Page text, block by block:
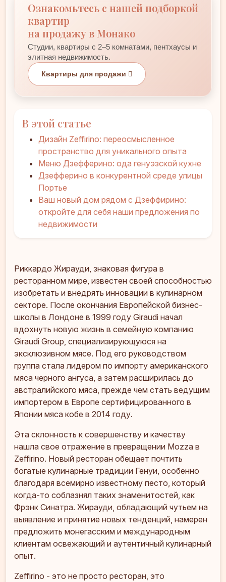
Ознакомьтесь с нашей подборкой
квартир
на продажу в Монако
Студии, квартиры с 2–5 комнатами, пентхаусы и
элитная недвижимость.
Квартиры для продажи
В этой статье
Дизайн Zeffirino: переосмысленное
пространство для уникального опыта
Меню Дзефферино: ода генуэзской кухне
Дзефферино в конкурентной среде улицы
Портье
Ваш новый дом рядом с Дзеффирино:
откройте для себя наши предложения по
недвижимости
Риккардо Жирауди, знаковая фигура в
ресторанном мире, известен своей способностью
изобретать и внедрять инновации в кулинарном
секторе. После окончания Европейской бизнес-
школы в Лондоне в 1999 году Giraudi начал
вдохнуть новую жизнь в семейную компанию
Giraudi Group, специализирующуюся на
эксклюзивном мясе. Под его руководством
группа стала лидером по импорту американского
мяса черного ангуса, а затем расширилась до
австралийского мяса, прежде чем стать ведущим
импортером в Европе сертифицированного в
Японии мяса кобе в 2014 году.
Эта склонность к совершенству и качеству
нашла свое отражение в превращении Mozza в
Zeffirino. Новый ресторан обещает почтить
богатые кулинарные традиции Генуи, особенно
благодаря всемирно известному песто, который
когда-то соблазнял таких знаменитостей, как
Фрэнк Синатра. Жирауди, обладающий чутьем на
выявление и принятие новых тенденций, намерен
предложить монегасским и международным
клиентам освежающий и аутентичный кулинарный
опыт.
Zeffirino - это не просто ресторан, это